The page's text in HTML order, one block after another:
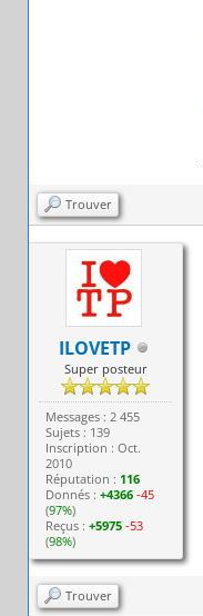
Trouver
ILOVETP
Super posteur
Messages : 2 455
Sujets : 139
Inscription : Oct.
2010
Réputation : 116
Donnés :+4366 -45
(97%)
Reçus :+5975 -53
(98%)
Trouver